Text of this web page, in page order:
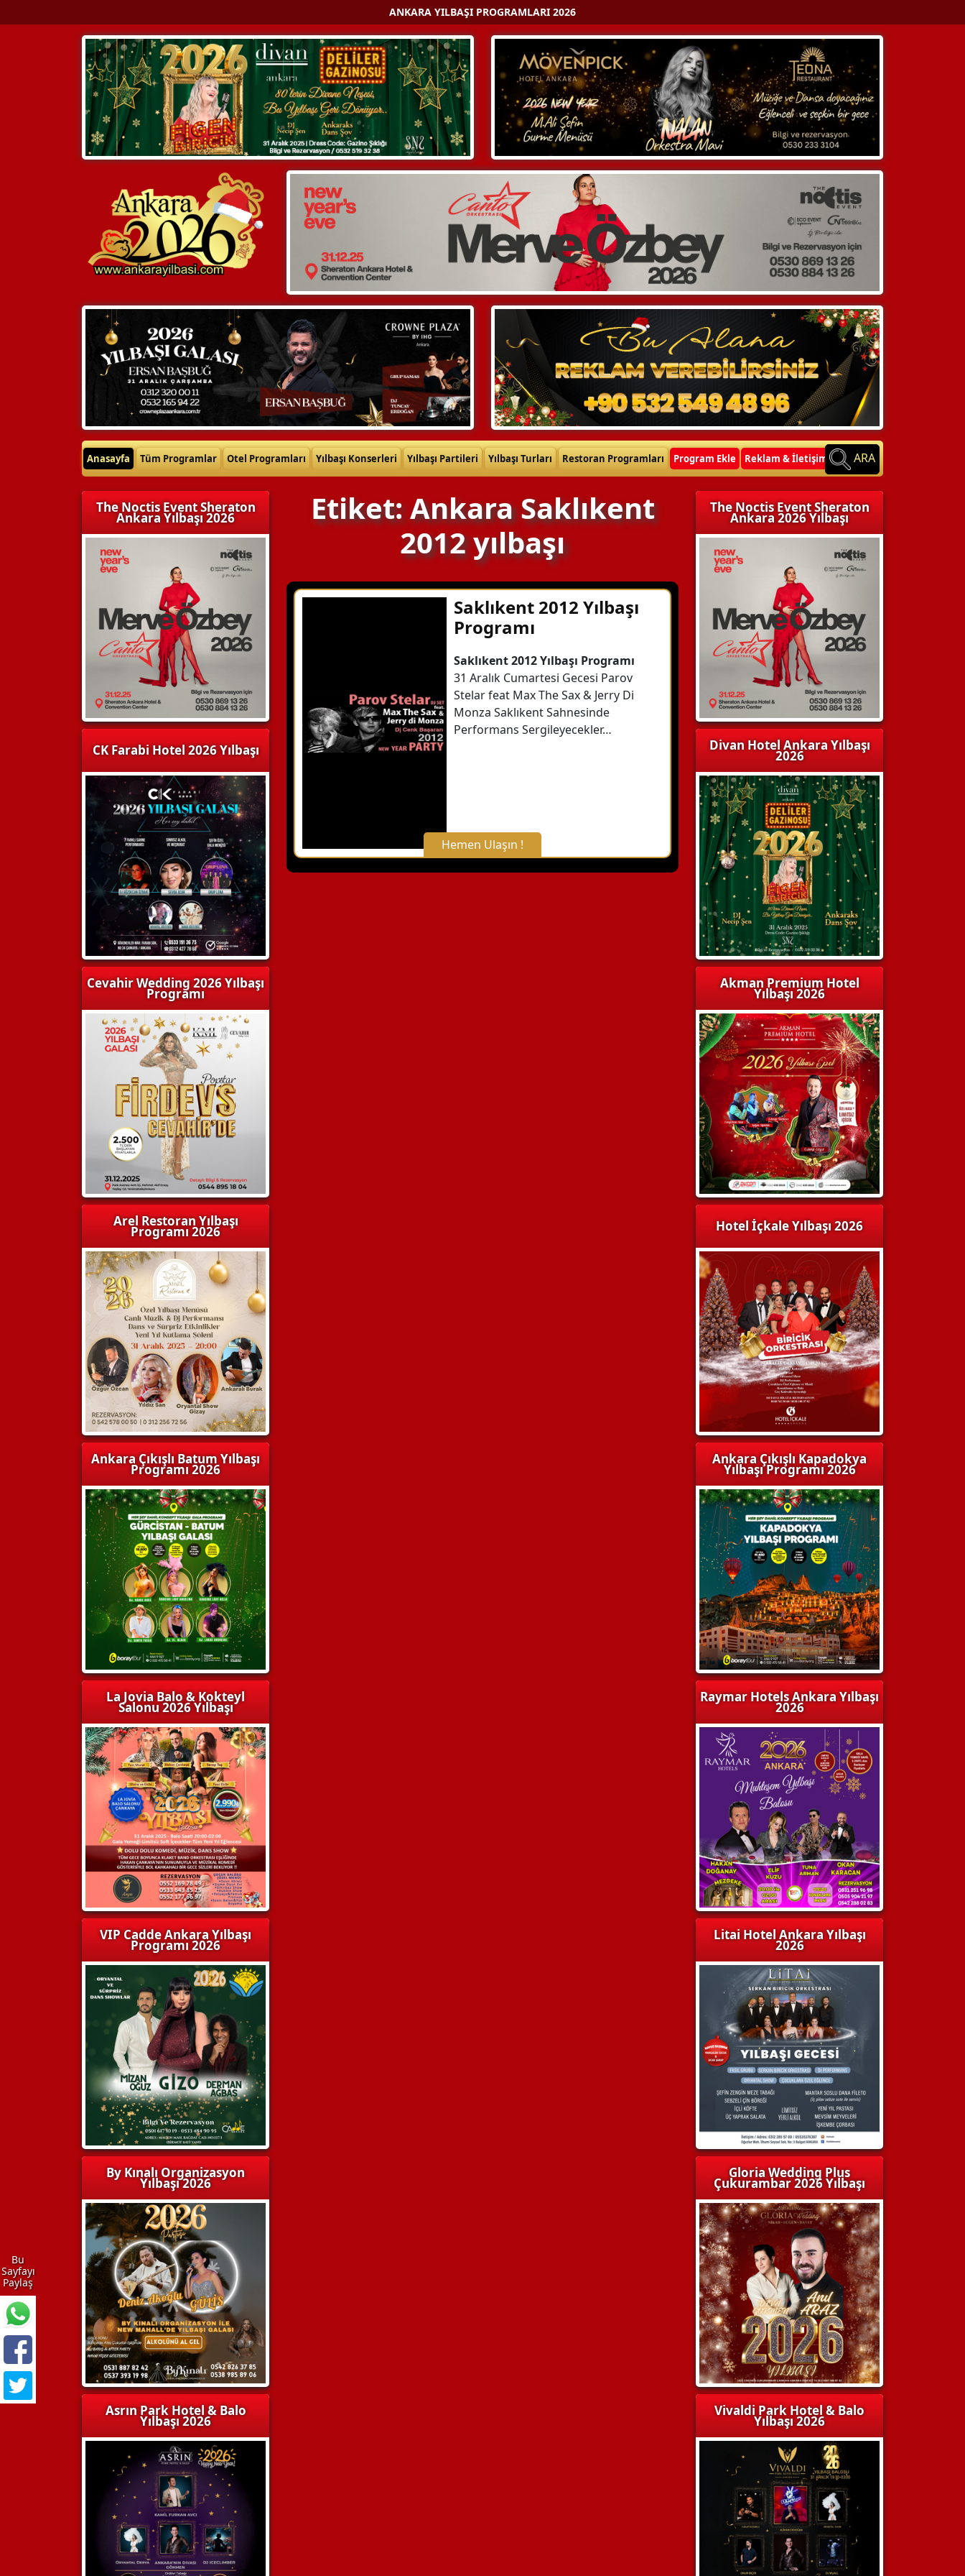
ANKARA YILBAŞI PROGRAMLARI 2026
Anasayfa Tüm Programlar Otel Programları Yılbaşı Konserleri Yılbaşı Partileri Yılbaşı Turları Restoran Programları Program Ekle Reklam & İletişim ARA
The Noctis Event Sheraton
Ankara Yılbaşı 2026
CK Farabi Hotel 2026 Yılbaşı
Cevahir Wedding 2026 Yılbaşı
Programı
Arel Restoran Yılbaşı
Programı 2026
Ankara Çıkışlı Batum Yılbaşı
Programı 2026
La Jovia Balo & Kokteyl
Salonu 2026 Yılbaşı
VIP Cadde Ankara Yılbaşı
Programı 2026
By Kınalı Organizasyon
Yılbaşı 2026
Asrın Park Hotel & Balo
Yılbaşı 2026
Etiket: Ankara Saklıkent
2012 yılbaşı
Saklıkent 2012 Yılbaşı
Programı
Saklıkent 2012 Yılbaşı Programı
31 Aralık Cumartesi Gecesi Parov
Stelar feat Max The Sax & Jerry Di
Monza Saklıkent Sahnesinde
Performans Sergileyecekler…
Hemen Ulaşın !
X Kapat
The Noctis Event Sheraton
Ankara 2026 Yılbaşı
Divan Hotel Ankara Yılbaşı
2026
Akman Premium Hotel
Yılbaşı 2026
Hotel İçkale Yılbaşı 2026
Ankara Çıkışlı Kapadokya
Yılbaşı Programı 2026
Raymar Hotels Ankara Yılbaşı
2026
Litai Hotel Ankara Yılbaşı
2026
Gloria Wedding Plus
Çukurambar 2026 Yılbaşı
Vivaldi Park Hotel & Balo
Yılbaşı 2026
Bu
Sayfayı
Paylaş